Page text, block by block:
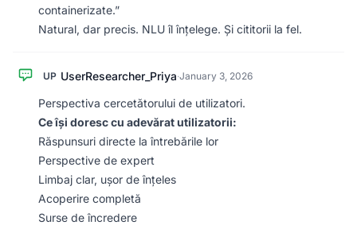
containerizate.”
Natural, dar precis. NLU îl înțelege. Și cititorii la fel.
UP UserResearcher_Priya·January 3, 2026
Perspectiva cercetătorului de utilizatori.
Ce își doresc cu adevărat utilizatorii:
Răspunsuri directe la întrebările lor
Perspective de expert
Limbaj clar, ușor de înțeles
Acoperire completă
Surse de încredere